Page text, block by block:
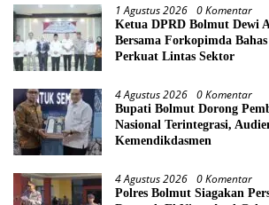
1 Agustus 2026 0 Komentar
Ketua DPRD Bolmut Dewi
Bersama Forkopimda
Perkuat Lintas Sektor
4 Agustus 2026 0 Komentar
Bupati Bolmut Dorong
Nasional Terintegrasi,
Kemendikdasmen
4 Agustus 2026 0 Komentar
Polres Bolmut Siagakan